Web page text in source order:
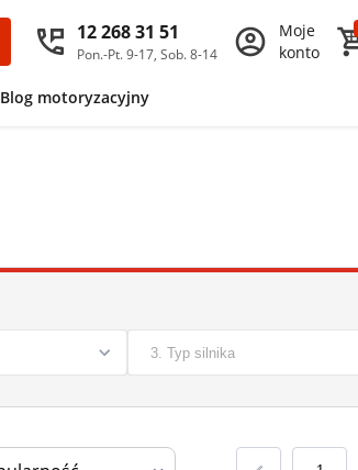
12 268 31 51
Pon.-Pt. 9-17, Sob. 8-14
Moje
konto
Blog motoryzacyjny